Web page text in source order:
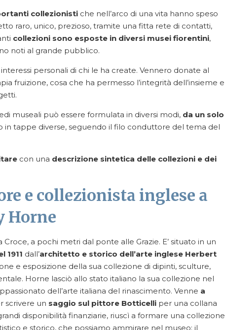
collezionisti che nell’arco di una vita hanno speso
raro, unico, prezioso, tramite una fitta rete di contatti,
collezioni sono esposte in diversi musei fiorentini,
noti al grande pubblico.
personali di chi le ha create. Vennero donate al
fruizione, cosa che ha permesso l’integrità dell’insieme e
museali può essere formulata in diversi modi, da un solo
in tappe diverse, seguendo il filo conduttore del tema del
con una descrizione sintetica delle collezioni e dei
e collezionista inglese a
Horne
a pochi metri dal ponte alle Grazie. E’ situato in un
1911 dall’architetto e storico dell’arte inglese Herbert
e esposizione della sua collezione di dipinti, sculture,
Horne lasciò allo stato italiano la sua collezione nel
dell’arte italiana del rinascimento. Venne a
scrivere un saggio sul pittore Botticelli per una collana
disponibilità finanziarie, riuscì a formare una collezione
e storico, che possiamo ammirare nel museo: il